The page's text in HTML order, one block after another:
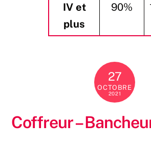
IV et
plus
90%
27
OCTOBRE
2021
Coffreur –